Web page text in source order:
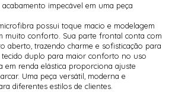
impecável em uma peça
possui toque macio e modelagem
muito conforto. Sua parte frontal conta com
aberto, trazendo charme e sofisticação para
tecido duplo para maior conforto no uso
em renda elástica proporciona ajuste
Uma peça versátil, moderna e
diferentes estilos de clientes.